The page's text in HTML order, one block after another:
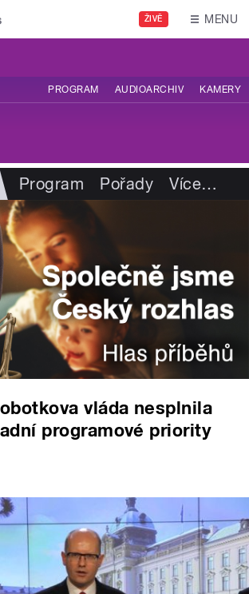
ŽIVĚ MENU
PROGRAM AUDIOARCHIV KAMERY
Program Pořady Více…
vláda nesplnila
programové priority